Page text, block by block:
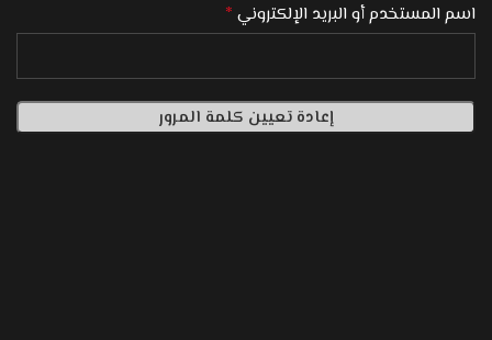
اسم المستخدم أو البريد الإلكتروني *
إعادة تعيين كلمة المرور